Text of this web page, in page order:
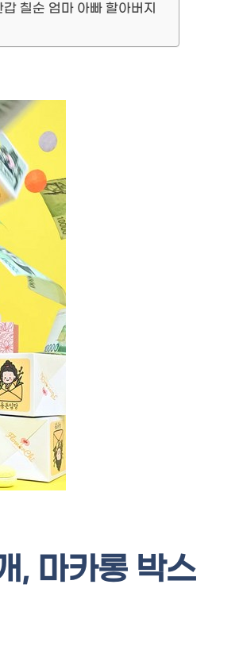
칠순 엄마 아빠 할아버지
, 마카롱 박스